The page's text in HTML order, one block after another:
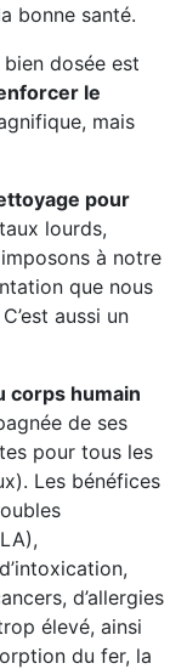
bonne santé.
dosée est
le
mais
pour
lourds,
à notre
que nous
aussi un
corps humain
de ses
pour tous les
Les bénéfices
d’allergies
élevé, ainsi
du fer, la